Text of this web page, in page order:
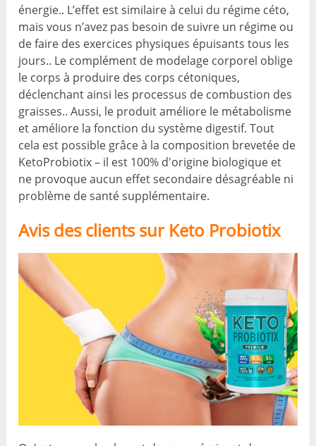
énergie.. L’effet est similaire à celui du régime céto,
mais vous n’avez pas besoin de suivre un régime ou
de faire des exercices physiques épuisants tous les
jours.. Le complément de modelage corporel oblige
le corps à produire des corps cétoniques,
déclenchant ainsi les processus de combustion des
graisses.. Aussi, le produit améliore le métabolisme
et améliore la fonction du système digestif. Tout
cela est possible grâce à la composition brevetée de
KetoProbiotix – il est 100% d'origine biologique et
ne provoque aucun effet secondaire désagréable ni
problème de santé supplémentaire.
Avis des clients sur Keto Probiotix